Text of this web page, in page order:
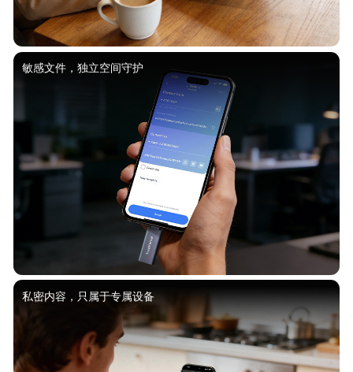
敏感文件，独立空间守护
私密内容，只属于专属设备